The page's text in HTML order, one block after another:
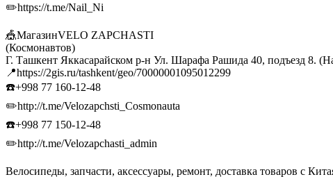
✏️https://t.me/Nail_Ni
🎪МагазинVELO ZAPCHASTI
(Космонавтов)
Г. Ташкент Яккасарайском р-н Ул. Шарафа Рашида 40, подъезд 8.
📍https://2gis.ru/tashkent/geo/70000001095012299
☎️+998 77 160-12-48
✏️http://t.me/Velozapchsti_Cosmonauta
☎️+998 77 150-12-48
✏️http://t.me/Velozapchasti_admin
Велосипеды, запчасти, аксессуары, ремонт, доставка товаров с